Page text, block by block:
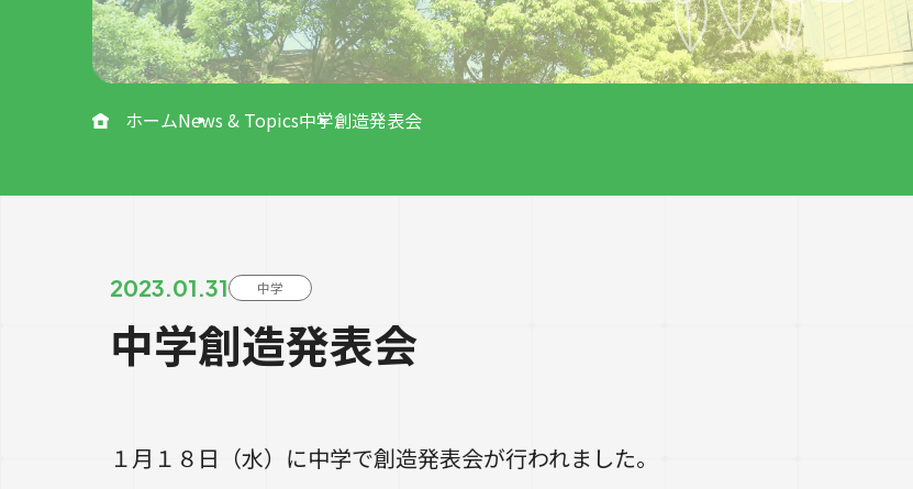
ホームNews & Topics中学創造発表会
2023.01.31 中学
中学創造発表会
１月１８日（水）に中学で創造発表会が行われました。